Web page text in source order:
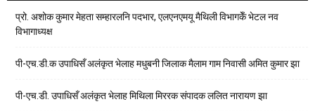
प्रो. अशोक कुमार मेहता सम्हारलनि पदभार, एलएनएमयू मैथिली विभागकेँ भेटल नव
विभागाध्यक्ष
पी-एच.डी.क उपाधिसँ अलंकृत भेलाह मधुबनी जिलाक मैलाम गाम निवासी अमित कुमार झा
पी-एच.डी. उपाधिसँ अलंकृत भेलाह मिथिला मिररक संपादक ललित नारायण झा